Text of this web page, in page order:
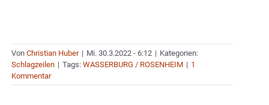
Von Christian Huber | Mi. 30.3.2022 - 6:12 | Kategorien:
Schlagzeilen | Tags: WASSERBURG / ROSENHEIM | 1
Kommentar